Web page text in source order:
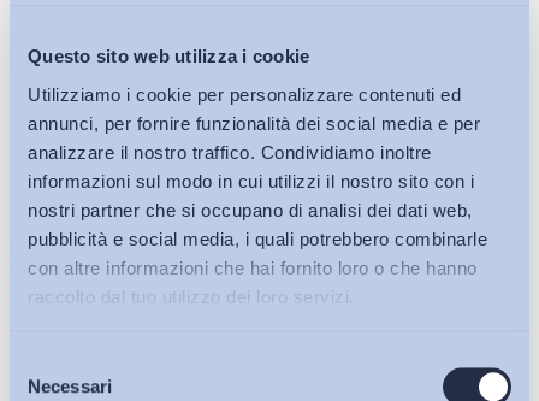
Questo sito web utilizza i cookie
Utilizziamo i cookie per personalizzare contenuti ed
annunci, per fornire funzionalità dei social media e per
analizzare il nostro traffico. Condividiamo inoltre
informazioni sul modo in cui utilizzi il nostro sito con i
nostri partner che si occupano di analisi dei dati web,
pubblicità e social media, i quali potrebbero combinarle
con altre informazioni che hai fornito loro o che hanno
raccolto dal tuo utilizzo dei loro servizi.
delNecessariBollettini ADAPT
Salute e sicurezza
LINK
27/02/2020
Bollettino ADAPT
Coronavirus: la gestione del rischio di contagio nei